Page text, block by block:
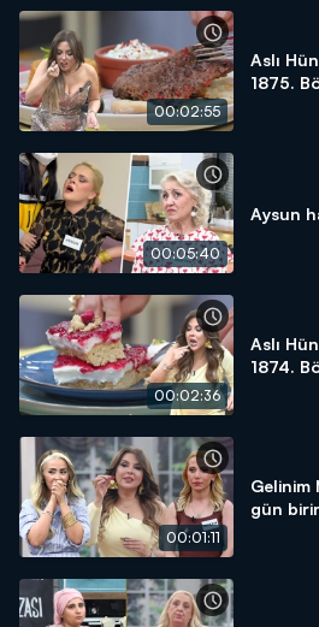
00:02:55
Aslı
1875.
00:05:40
Aysun
00:02:36
Aslı
1874.
00:01:11
Gelinim
gün